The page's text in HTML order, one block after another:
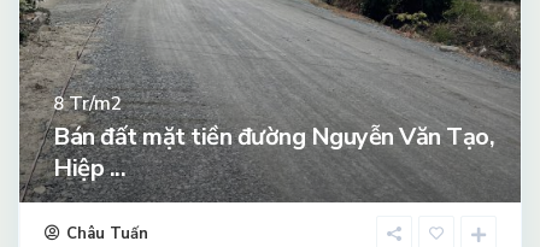
8Tr/m2
Bán đất mặt tiền đường Nguyễn Văn Tạo,
Hiệp ...
Châu Tuấn